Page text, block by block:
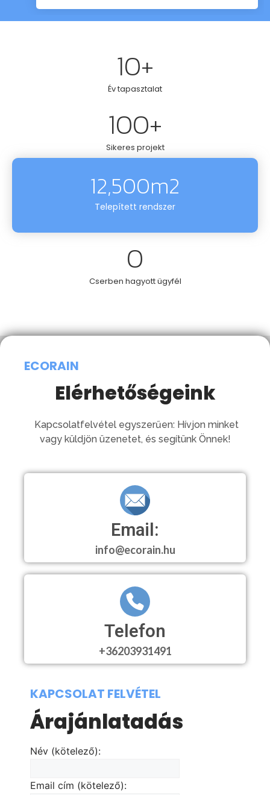
Év tapasztalat
10+
Sikeres projekt
100+
Telepített rendszer
12,500m2
Cserben hagyott ügyfél
0
ECORAIN
Elérhetőségeink
Kapcsolatfelvétel egyszerűen: Hívjon minket
vagy küldjön üzenetet, és segítünk Önnek!
Email:
info@ecorain.hu
Telefon
+36203931491
KAPCSOLAT FELVÉTEL
Árajánlatadás
Név (kötelező):
Email cím (kötelező):